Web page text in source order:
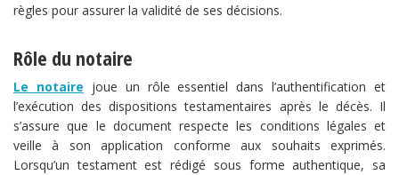
règles pour assurer la validité de ses décisions.
Rôle du notaire
Le notaire joue un rôle essentiel dans l’authentification et
l’exécution des dispositions testamentaires après le décès. Il
s’assure que le document respecte les conditions légales et
veille à son application conforme aux souhaits exprimés.
Lorsqu’un testament est rédigé sous forme authentique, sa